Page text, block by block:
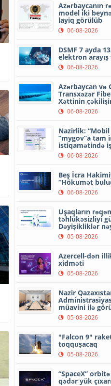
Azərbaycanın
model iki
layiq görülüb
06-08-2026
DSMF 7 ayda
elektron
06-08-2026
Azərbaycan və
Transxəzər
Xəttinin
06-08-2026
Nazirlik:
“mygov”a tam
istiqamətində
06-08-2026
Beş İcra
“Hökumət
06-08-2026
Uşaqların
təhlükəsizliyi
Dəyişikliklər
05-08-2026
Azercell-dən
xidməti
05-08-2026
Nazir
müavini ilə
05-08-2026
"Falcon 9"
toqquşacaq
05-08-2026
“SpaceX”
qədər yük